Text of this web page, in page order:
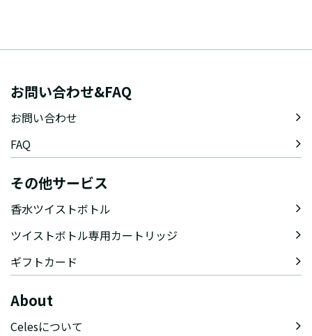
お問い合わせ&FAQ
お問い合わせ
FAQ
その他サービス
香水ツイストボトル
ツイストボトル専用カートリッジ
ギフトカード
About
Celesについて